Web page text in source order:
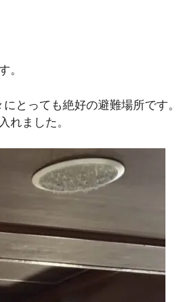
。
とっても絶好の避難場所です。
れました。